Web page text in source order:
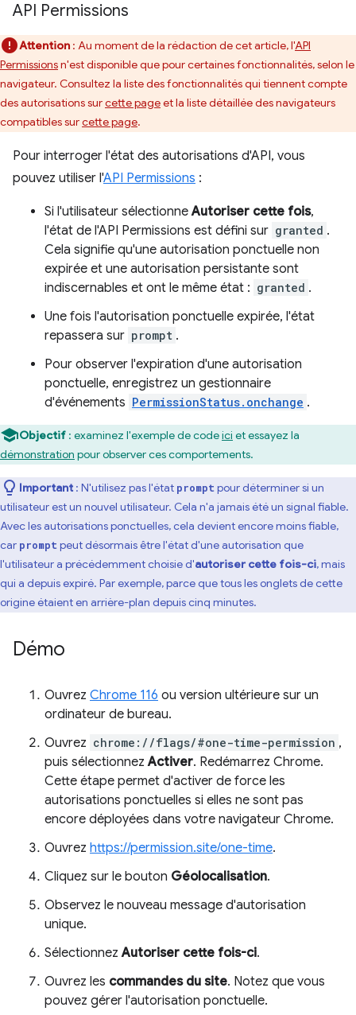
API Permissions
Attention : Au moment de la rédaction de cet article, l'API
Permissionsn'est disponible que pour certaines fonctionnalités, selon le
navigateur. Consultez la liste des fonctionnalités qui tiennent compte
des autorisations surcette pageet la liste détaillée des navigateurs
compatibles surcette page.
Pour interroger l'état des autorisations d'API, vous
pouvez utiliser l'API Permissions :
Si l'utilisateur sélectionneAutoriser cette fois,
l'état de l'API Permissions est défini sur granted .
Cela signifie qu'une autorisation ponctuelle non
expirée et une autorisation persistante sont
indiscernables et ont le même état : granted .
Une fois l'autorisation ponctuelle expirée, l'état
repassera sur prompt .
Pour observer l'expiration d'une autorisation
ponctuelle, enregistrez un gestionnaire
d'événements PermissionStatus.onchange .
Objectif : examinez l'exemple de codeici et essayez la
démonstration pour observer ces comportements.
Important : N'utilisez pas l'état prompt pour déterminer si un
utilisateur est un nouvel utilisateur. Cela n'a jamais été un signal fiable.
Avec les autorisations ponctuelles, cela devient encore moins fiable,
car prompt peut désormais être l'état d'une autorisation que
l'utilisateur a précédemment choisie d'autoriser cette fois-ci, mais
qui a depuis expiré. Par exemple, parce que tous les onglets de cette
origine étaient en arrière-plan depuis cinq minutes.
Démo
Ouvrez Chrome 116 ou version ultérieure sur un
ordinateur de bureau.
Ouvrez chrome://flags/#one-time-permission ,
puis sélectionnezActiver. Redémarrez Chrome.
Cette étape permet d'activer de force les
autorisations ponctuelles si elles ne sont pas
encore déployées dans votre navigateur Chrome.
Ouvrez https://permission.site/one-time.
Cliquez sur le bouton Géolocalisation.
Observez le nouveau message d'autorisation
unique.
SélectionnezAutoriser cette fois-ci.
Ouvrez les commandes du site. Notez que vous
pouvez gérer l'autorisation ponctuelle.